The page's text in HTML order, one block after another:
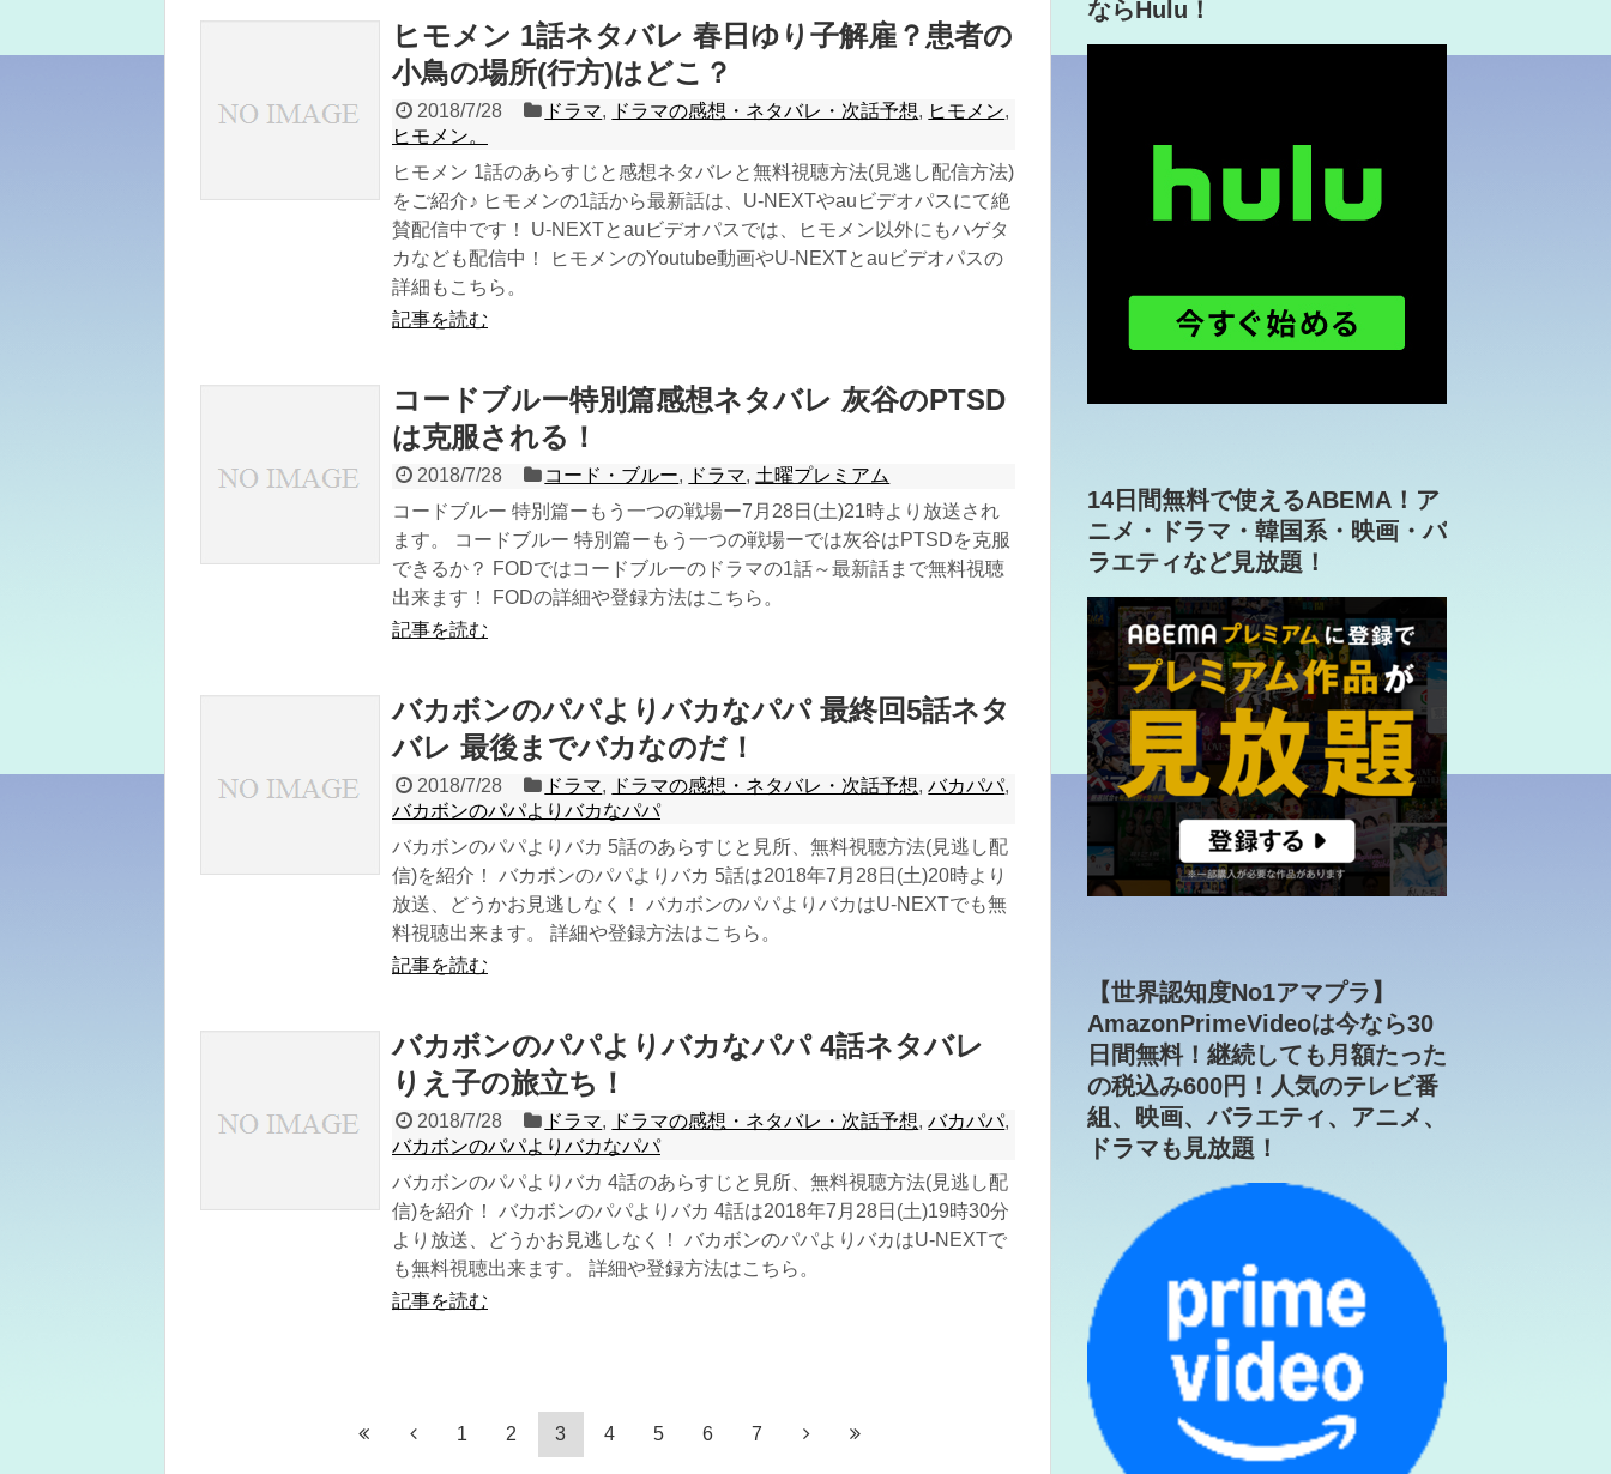
ヒモメン 1話ネタバレ 春日ゆり子解雇？患者の
小鳥の場所(行方)はどこ？
2018/7/28 ドラマ, ドラマの感想・ネタバレ・次話予想, ヒモメン,
ヒモメン。
ヒモメン 1話のあらすじと感想ネタバレと無料視聴方法(見逃し配信方法)
をご紹介♪ ヒモメンの1話から最新話は、U-NEXTやauビデオパスにて絶
賛配信中です！ U-NEXTとauビデオパスでは、ヒモメン以外にもハゲタ
カなども配信中！ ヒモメンのYoutube動画やU-NEXTとauビデオパスの
詳細もこちら。
記事を読む
コードブルー特別篇感想ネタバレ 灰谷のPTSD
は克服される！
2018/7/28 コード・ブルー, ドラマ, 土曜プレミアム
コードブルー 特別篇ーもう一つの戦場ー7月28日(土)21時より放送され
ます。 コードブルー 特別篇ーもう一つの戦場ーでは灰谷はPTSDを克服
できるか？ FODではコードブルーのドラマの1話～最新話まで無料視聴
出来ます！ FODの詳細や登録方法はこちら。
記事を読む
バカボンのパパよりバカなパパ 最終回5話ネタ
バレ 最後までバカなのだ！
2018/7/28 ドラマ, ドラマの感想・ネタバレ・次話予想,バカパパ,
バカボンのパパよりバカなパパ
バカボンのパパよりバカ 5話のあらすじと見所、無料視聴方法(見逃し配
信)を紹介！ バカボンのパパよりバカ 5話は2018年7月28日(土)20時より
放送、どうかお見逃しなく！ バカボンのパパよりバカはU-NEXTでも無
料視聴出来ます。 詳細や登録方法はこちら。
記事を読む
バカボンのパパよりバカなパパ 4話ネタバレ
りえ子の旅立ち！
2018/7/28 ドラマ, ドラマの感想・ネタバレ・次話予想,バカパパ,
バカボンのパパよりバカなパパ
バカボンのパパよりバカ 4話のあらすじと見所、無料視聴方法(見逃し配
信)を紹介！ バカボンのパパよりバカ 4話は2018年7月28日(土)19時30分
より放送、どうかお見逃しなく！ バカボンのパパよりバカはU-NEXTで
も無料視聴出来ます。 詳細や登録方法はこちら。
記事を読む
1 2 3 4 5 6 7
ならHulu！
14日間無料で使えるABEMA！ア
ニメ・ドラマ・韓国系・映画・バ
ラエティなど見放題！
【世界認知度No1アマプラ】
AmazonPrimeVideoは今なら30
日間無料！継続しても月額たった
の税込み600円！人気のテレビ番
組、映画、バラエティ、アニメ、
ドラマも見放題！